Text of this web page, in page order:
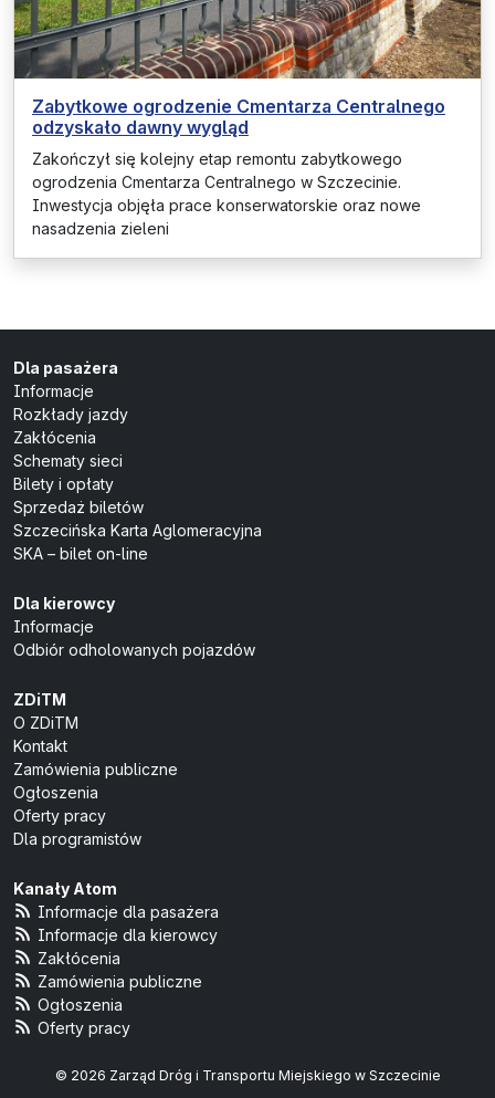
Zabytkowe ogrodzenie Cmentarza Centralnego
odzyskało dawny wygląd
Zakończył się kolejny etap remontu zabytkowego
ogrodzenia Cmentarza Centralnego w Szczecinie.
Inwestycja objęła prace konserwatorskie oraz nowe
nasadzenia zieleni
Dla pasażera
Informacje
Rozkłady jazdy
Zakłócenia
Schematy sieci
Bilety i opłaty
Sprzedaż biletów
Szczecińska Karta Aglomeracyjna
SKA – bilet on-line
Dla kierowcy
Informacje
Odbiór odholowanych pojazdów
ZDiTM
O ZDiTM
Kontakt
Zamówienia publiczne
Ogłoszenia
Oferty pracy
Dla programistów
Kanały Atom
Informacje dla pasażera
Informacje dla kierowcy
Zakłócenia
Zamówienia publiczne
Ogłoszenia
Oferty pracy
© 2026 Zarząd Dróg i Transportu Miejskiego w Szczecinie